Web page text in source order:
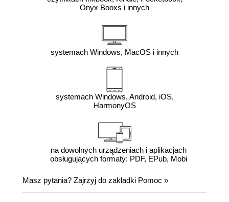
Onyx Booxs i innych
systemach Windows, MacOS i innych
systemach Windows, Android, iOS,
HarmonyOS
na dowolnych urządzeniach i aplikacjach
obsługujących formaty: PDF, EPub, Mobi
Masz pytania? Zajrzyj do zakładki Pomoc »